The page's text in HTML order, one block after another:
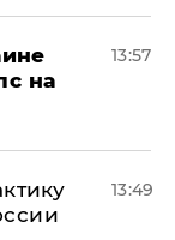
на
13:57
13:49